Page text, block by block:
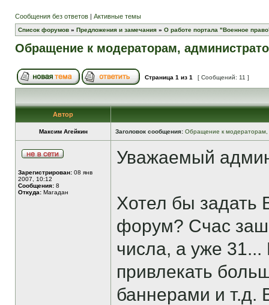
Сообщения без ответов | Активные темы
Список форумов » Предложения и замечания » О работе портала "Военное
Обращение к модераторам,
Страница 1 из 1 [ Сообщений: 11 ]
Автор
Максим Агейкин Заголовок сообщения: Обращение к модераторам,
Зарегистрирован: 08 янв
2007, 10:12
Сообщения: 8
Откуда: Магадан
Уважаемый
Хотел бы задать
форум? Счас
числа, а уже 31...
привлекать
баннерами и т.д.